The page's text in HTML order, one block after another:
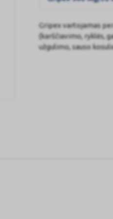
Gripex vartojamas
(karščiavimo, ryklės,
užgulimo, sauso